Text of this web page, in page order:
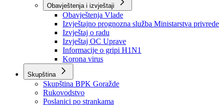
Javne nabavke
Dnevni izvještaj MUP-a
Obavještenja i izvještaji
Obavještenja Vlade
Izvještajno prognozna služba Ministarstva privrede
Izvještaj o radu
Izvještaj OC Uprave
Informacije o gripi H1N1
Korona virus
Skupština